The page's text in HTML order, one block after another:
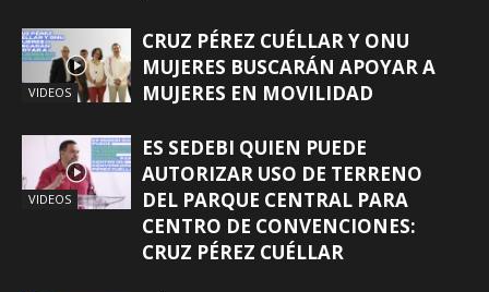
VIDEOS
CRUZ PÉREZ CUÉLLAR Y ONU
MUJERES BUSCARÁN APOYAR A
MUJERES EN MOVILIDAD
VIDEOS
ES SEDEBI QUIEN PUEDE
AUTORIZAR USO DE TERRENO
DEL PARQUE CENTRAL PARA
CENTRO DE CONVENCIONES:
CRUZ PÉREZ CUÉLLAR